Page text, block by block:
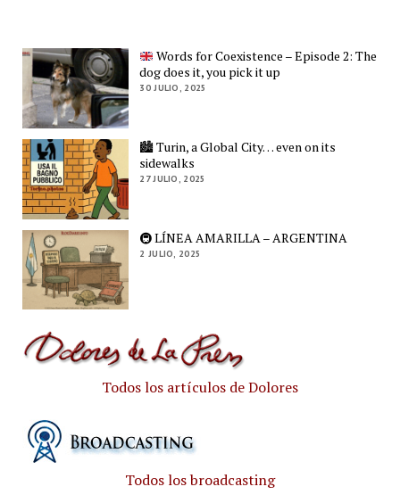
Words for Coexistence – Episode 2: The
dog does it, you pick it up
30 JULIO, 2025
🏙️ Turin, a Global City… even on its
sidewalks
27 JULIO, 2025
🚇 LÍNEA AMARILLA – ARGENTINA
2 JULIO, 2025
Todos los artículos de Dolores
Todos los broadcasting